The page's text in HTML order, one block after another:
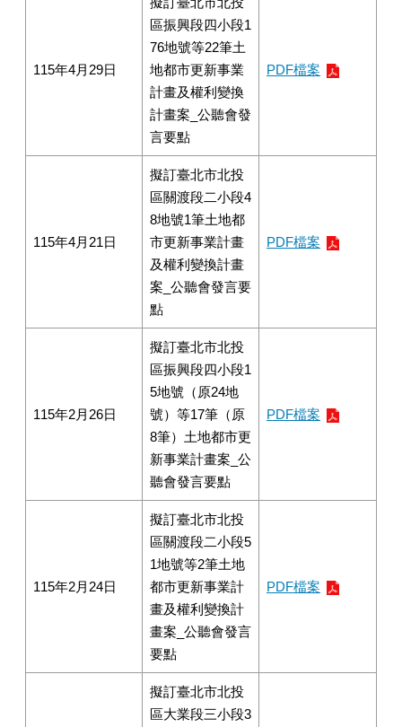
115年4月29日
區振興段四小段1
76地號等22筆土
地都市更新事業
計畫及權利變換
計畫案_公聽會發
言要點
PDF檔案
115年4月21日
擬訂臺北市北投
區關渡段二小段4
8地號1筆土地都
市更新事業計畫
及權利變換計畫
案_公聽會發言要
點
PDF檔案
115年2月26日
擬訂臺北市北投
區振興段四小段1
5地號（原24地
號）等17筆（原
8筆）土地都市更
新事業計畫案_公
聽會發言要點
PDF檔案
115年2月24日
擬訂臺北市北投
區關渡段二小段5
1地號等2筆土地
都市更新事業計
畫及權利變換計
畫案_公聽會發言
要點
PDF檔案
擬訂臺北市北投
區大業段三小段3